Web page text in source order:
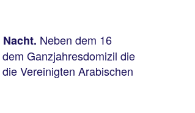
Neben dem 16
Ganzjahresdomizil die
Vereinigten Arabischen